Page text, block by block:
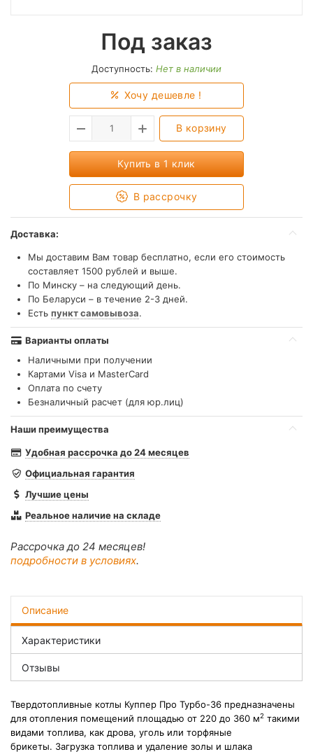
Под заказ
Доступность: Нет в наличии
Хочу дешевле !
В корзину
Купить в 1 клик
В рассрочку
Доставка:
Мы доставим Вам товар бесплатно, если его стоимость
составляет 1500 рублей и выше.
По Минску – на следующий день.
По Беларуси – в течение 2-3 дней.
Есть пункт самовывоза.
Варианты оплаты
Наличными при получении
Картами Visa и MasterCard
Оплата по счету
Безналичный расчет (для юр.лиц)
Наши преимущества
Удобная рассрочка до 24 месяцев
Официальная гарантия
Лучшие цены
Реальное наличие на складе
Рассрочка до 24 месяцев!
подробности в условиях.
Описание
Характеристики
Отзывы
Твердотопливные котлы Куппер Про Турбо-36 предназначены
для отопления помещений площадью от 220 до 360 м2 такими
видами топлива, как дрова, уголь или торфяные
брикеты. Загрузка топлива и удаление золы и шлака